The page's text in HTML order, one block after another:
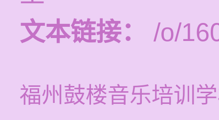
文本链接：
/o/
福州鼓楼音乐培训